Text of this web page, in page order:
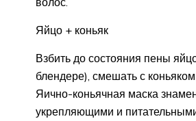
Яйцо + коньяк
Взбить до состояния пены
блендере), смешать с
Яично-коньячная маска
укрепляющими и